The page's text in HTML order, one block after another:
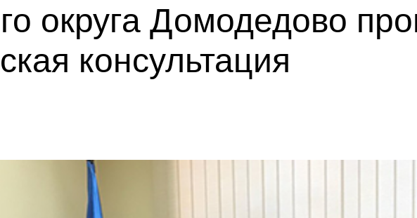
округа Домодедово
консультация